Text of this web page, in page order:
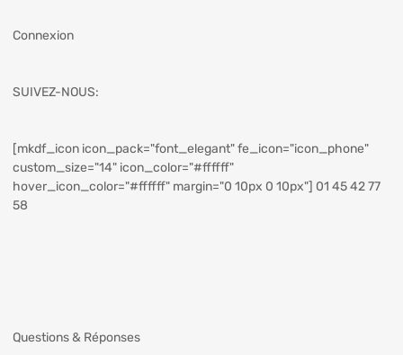
Connexion
SUIVEZ-NOUS:
[mkdf_icon icon_pack="font_elegant" fe_icon="icon_phone"
custom_size="14" icon_color="#ffffff"
hover_icon_color="#ffffff" margin="0 10px 0 10px"] 01 45 42 77
58
Questions & Réponses